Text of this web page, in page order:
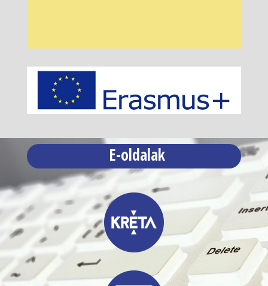
E-oldalak